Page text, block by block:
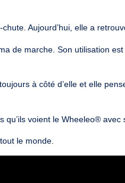
Aujourd’hui, elle a
de marche. Son utilisation
à côté d’elle et elle
voient le Wheeleo® avec
le monde.